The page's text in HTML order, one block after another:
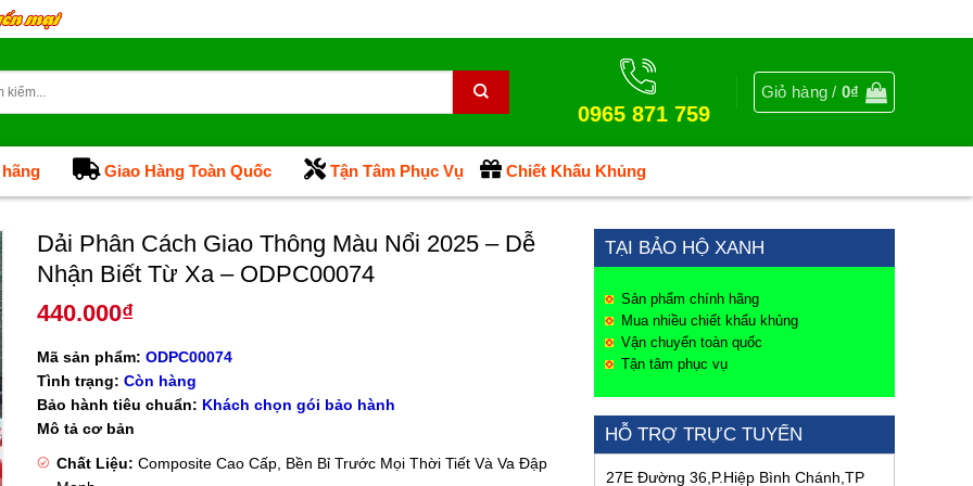
0965 871 759
Giỏ hàng /0₫
Chiết Khấu Khủng
Giao Hàng Toàn Quốc Tận Tâm Phục Vụ
Dải Phân Cách Giao Thông Màu Nổi 2025 – Dễ
Nhận Biết Từ Xa – ODPC00074
440.000₫
Mã sản phẩm: ODPC00074
Tình trạng: Còn hàng
Bảo hành tiêu chuẩn: Khách chọn gói bảo hành
Mô tả cơ bản
Chất Liệu:Composite Cao Cấp, Bền Bỉ Trước Mọi Thời Tiết Và Va Đập
TẠI BẢO HỘ XANH
Sản phẩm chính hãng
Mua nhiều chiết khấu khủng
Vận chuyển toàn quốc
Tận tâm phục vụ
HỖ TRỢ TRỰC TUYẾN
27E Đường 36,P.Hiệp Bình Chánh,TP